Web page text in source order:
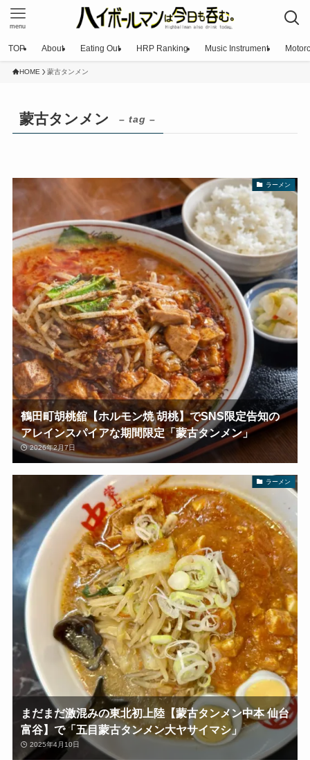
menu
TOP About Eating Out HRP Ranking Music Instrument
HOME 蒙古タンメン
蒙古タンメン – tag –
ラーメン
鶴田町胡桃舘【ホルモン焼 胡桃】でSNS限定告知の
アレインスパイアな期間限定「蒙古タンメン」
2026年2月7日
ラーメン
まだまだ激混みの東北初上陸【蒙古タンメン中本 仙台
富谷】で「五目蒙古タンメン大ヤサイマシ」
2025年4月10日